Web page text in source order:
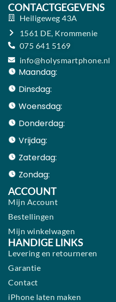
CONTACTGEGEVENS
Heiligeweg 43A
1561 DE, Krommenie
075 641 5169
info@holysmartphone.nl
Maandag:
Dinsdag:
Woensdag:
Donderdag:
Vrijdag:
Zaterdag:
Zondag:
ACCOUNT
Mijn Account
Bestellingen
Mijn winkelwagen
HANDIGE LINKS
Levering en retourneren
Garantie
Contact
iPhone laten maken